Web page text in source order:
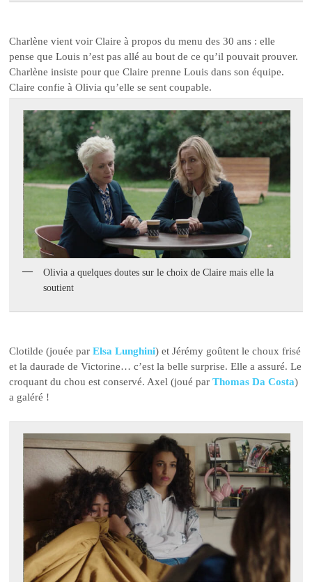
Charlène vient voir Claire à propos du menu des 30 ans : elle
pense que Louis n’est pas allé au bout de ce qu’il pouvait prouver.
Charlène insiste pour que Claire prenne Louis dans son équipe.
Claire confie à Olivia qu’elle se sent coupable.
Olivia a quelques doutes sur le choix de Claire mais elle la
soutient
Clotilde (jouée parElsa Lunghini) et Jérémy goûtent le choux frisé
et la daurade de Victorine… c’est la belle surprise. Elle a assuré. Le
croquant du chou est conservé. Axel (joué parThomas Da Costa)
a galéré !